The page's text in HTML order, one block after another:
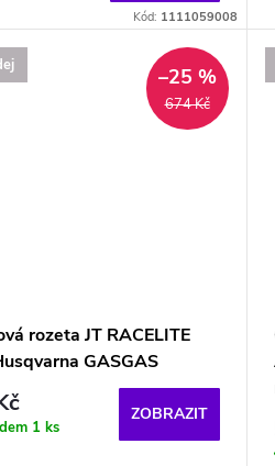
Kód: 1111059008
674 Kč
–25 %
rozeta JT RACELITE
GASGAS
1 ks
ZOBRAZIT